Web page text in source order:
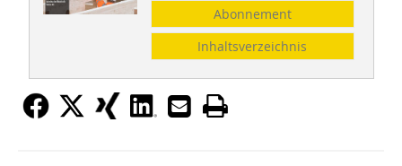
Abonnement
Inhaltsverzeichnis